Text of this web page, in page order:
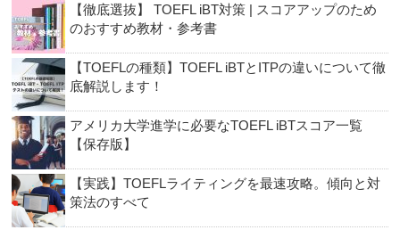
【徹底選抜】 TOEFL iBT対策 | スコアアップのため
のおすすめ教材・参考書
【TOEFLの種類】TOEFL iBTとITPの違いについて徹
底解説します！
アメリカ大学進学に必要なTOEFL iBTスコア一覧
【保存版】
【実践】TOEFLライティングを最速攻略。傾向と対
策法のすべて